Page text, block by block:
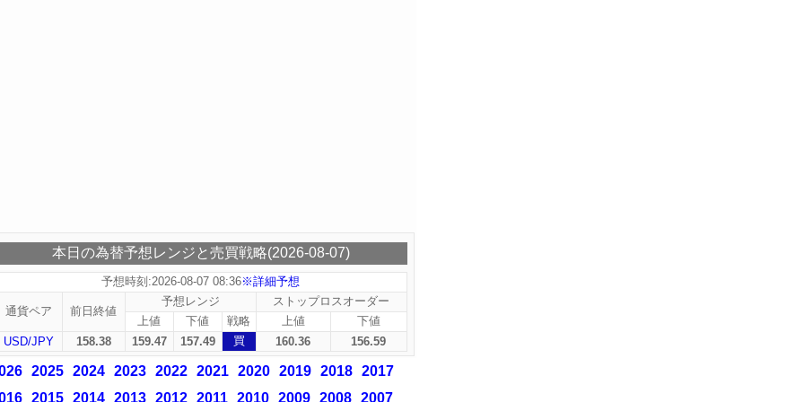
本日の為替予想レンジと売買戦略(2026-08-07)
予想時刻:2026-08-07 08:36※詳細予想
通貨ペア 前日終値
予想レンジ
ストップロスオーダー
上値
下値 戦略 上値
下値
USD/JPY
158.38 159.47 157.49 買 160.36 156.59
2025 2024 2023 2022 2021 2020 2019 2018 2017
2015 2014 2013 2012 2011 2010 2009 2008 2007